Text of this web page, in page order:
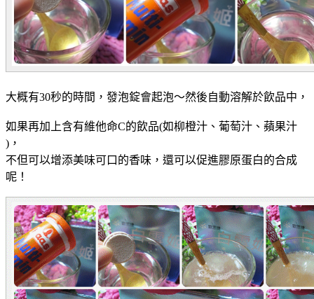
大概有30秒的時間，發泡錠會起泡～然後自動溶解於飲品中，
如果再加上含有維他命C的飲品(如柳橙汁 、葡萄汁 、蘋果汁
)，
不但可以增添美味可口的香味，還可以促進膠原蛋白的合成
呢！